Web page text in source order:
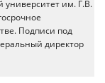
университет им. Г.В.
Подписи под
директор